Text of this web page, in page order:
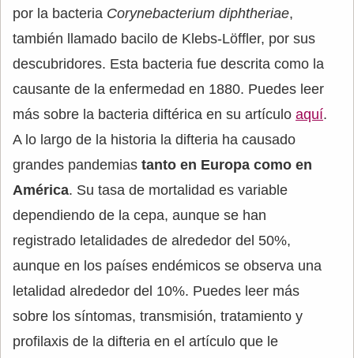
por la bacteria Corynebacterium diphtheriae,
también llamado bacilo de Klebs-Löffler, por sus
descubridores. Esta bacteria fue descrita como la
causante de la enfermedad en 1880. Puedes leer
más sobre la bacteria diftérica en su artículo aquí.
A lo largo de la historia la difteria ha causado
grandes pandemias tanto en Europa como en
América. Su tasa de mortalidad es variable
dependiendo de la cepa, aunque se han
registrado letalidades de alrededor del 50%,
aunque en los países endémicos se observa una
letalidad alrededor del 10%. Puedes leer más
sobre los síntomas, transmisión, tratamiento y
profilaxis de la difteria en el artículo que le